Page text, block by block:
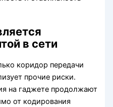
в сети
коридор передачи
прочие риски.
на гаджете продолжают
от кодирования